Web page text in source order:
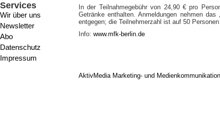
Services
Wir über uns
Newsletter
Abo
Datenschutz
Impressum
In der Teilnahmegebühr von 24,90 € pro
Getränke enthalten. Anmeldungen nehmen
entgegen; die Teilnehmerzahl ist auf 50
Info: www.mfk-berlin.de
AktivMedia Marketing- und